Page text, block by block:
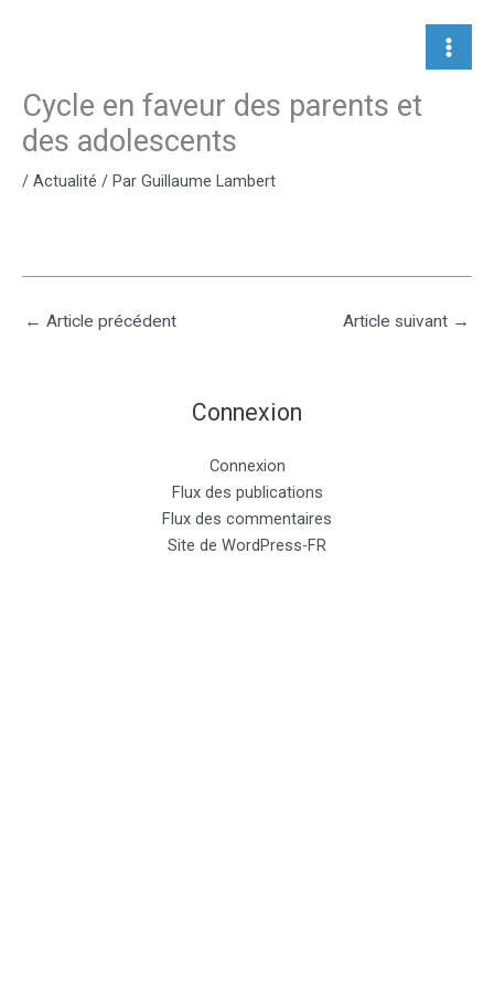
Cycle en faveur des parents et
des adolescents
/ Actualité / Par Guillaume Lambert
← Article précédent Article suivant →
Connexion
Connexion
Flux des publications
Flux des commentaires
Site de WordPress-FR